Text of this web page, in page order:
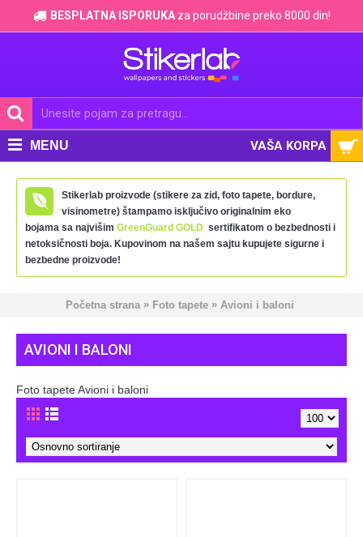
BESPLATNA ISPORUKA za porudžbine preko 8000 din!
VAŠA KORPA
MENU
Stikerlab proizvode (stikere za zid, foto tapete, bordure,
visinometre) štampamo isključivo originalnim eko
bojama sa najvišim GreenGuard GOLD sertifikatom o bezbednosti i
netoksičnosti boja. Kupovinom na našem sajtu kupujete sigurne i
bezbedne proizvode!
Početna strana» Foto tapete» Avioni i baloni
AVIONI I BALONI
Foto tapete Avioni i baloni